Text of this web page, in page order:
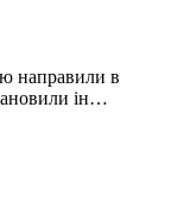
направили в
ін…